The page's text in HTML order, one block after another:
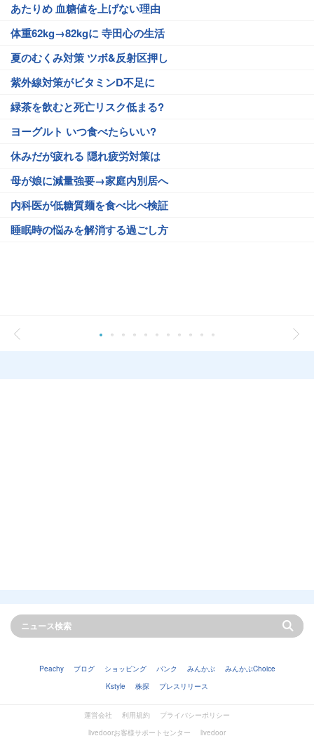
あたりめ 血糖値を上げない理由
体重62kg→82kgに 寺田心の生活
夏のむくみ対策 ツボ&反射区押し
紫外線対策がビタミンD不足に
緑茶を飲むと死亡リスク低まる?
ヨーグルト いつ食べたらいい?
休みだが疲れる 隠れ疲労対策は
母が娘に減量強要→家庭内別居へ
内科医が低糖質麺を食べ比べ検証
睡眠時の悩みを解消する過ごし方
Peachy ブログ ショッピング バンク みんかぶ
みんかぶChoice
Kstyle
株探 プレスリリース
運営会社 利用規約
プライバシーポリシー
livedoorお客様サポートセンター
livedoor